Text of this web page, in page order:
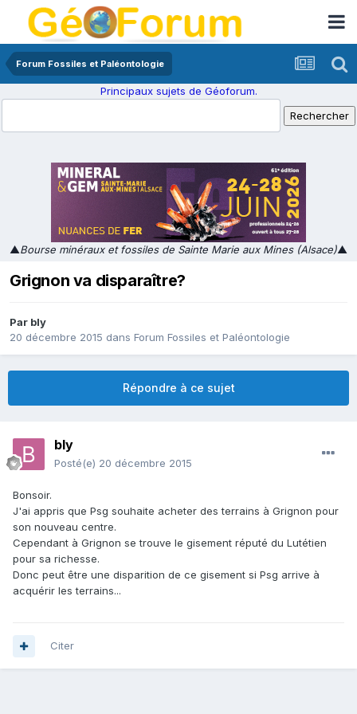
Forum Fossiles et Paléontologie
Principaux sujets de Géoforum.
▲Bourse minéraux et fossiles de Sainte Marie aux Mines (Alsace)▲
Grignon va disparaître?
Par bly
20 décembre 2015 dans Forum Fossiles et Paléontologie
Répondre à ce sujet
bly
Posté(e) 20 décembre 2015
Bonsoir.
J'ai appris que Psg souhaite acheter des terrains à Grignon pour
son nouveau centre.
Cependant à Grignon se trouve le gisement réputé du Lutétien
pour sa richesse.
Donc peut être une disparition de ce gisement si Psg arrive à
acquérir les terrains...
Citer